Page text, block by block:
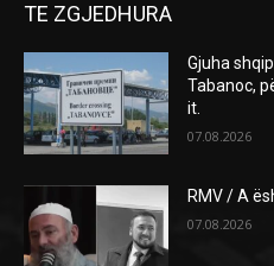
TE ZGJEDHURA
Gjuha
Tabanoc,
it.
07.08.2026
RMV / A
07.08.2026